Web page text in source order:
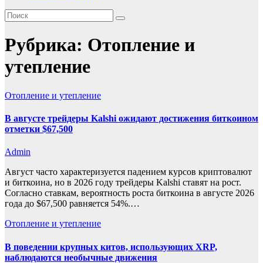
Рубрика: Отопление и
утепление
Отопление и утепление
В августе трейдеры Kalshi ожидают достижения биткоином
отметки $67,500
Admin
Август часто характеризуется падением курсов криптовалют
и биткоина, но в 2026 году трейдеры Kalshi ставят на рост.
Согласно ставкам, вероятность роста биткоина в августе 2026
года до $67,500 равняется 54%.…
Отопление и утепление
В поведении крупных китов, использующих XRP,
наблюдаются необычные движения